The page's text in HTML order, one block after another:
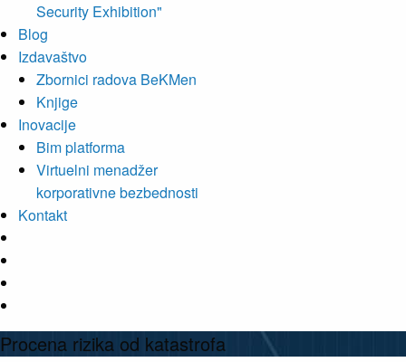
Security Exhibition"
Blog
Izdavaštvo
Zbornici radova BeKMen
Knjige
Inovacije
Bim platforma
Virtuelni menadžer
korporativne bezbednosti
Kontakt
Procena rizika od katastrofa